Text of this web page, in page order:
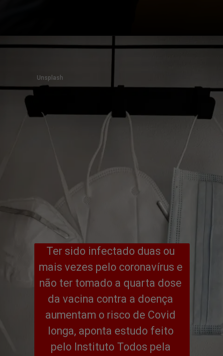
Ter sido infectado duas ou
mais vezes pelo coronavírus e
não ter tomado a quarta dose
da vacina contra a doença
aumentam o risco de Covid
longa, aponta estudo feito
pelo Instituto Todos pela
Unsplash